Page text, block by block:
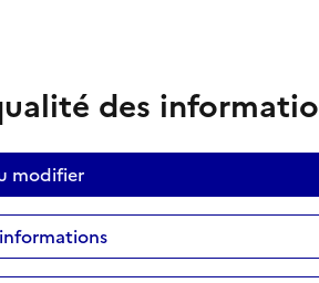
des
modifier